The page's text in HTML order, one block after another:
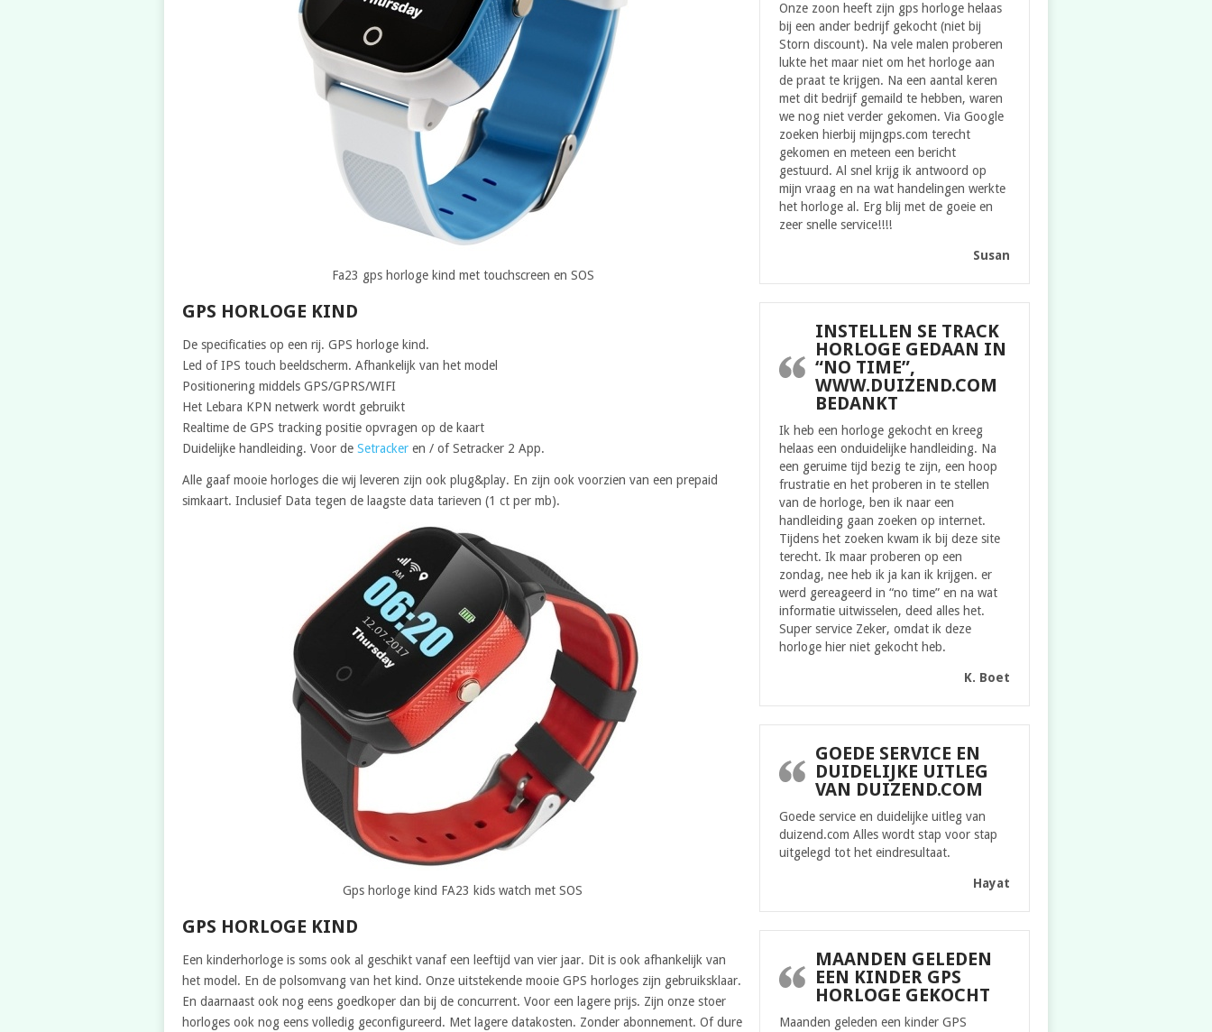
Fa23 gps horloge kind met touchscreen en SOS
GPS HORLOGE KIND
De specificaties op een rij. GPS horloge kind.
Led of IPS touch beeldscherm. Afhankelijk van het model
Positionering middels GPS/GPRS/WIFI
Het Lebara KPN netwerk wordt gebruikt
Realtime de GPS tracking positie opvragen op de kaart
Duidelijke handleiding. Voor de Setracker en / of Setracker 2 App.
Alle gaaf mooie horloges die wij leveren zijn ook plug&play. En zijn ook voorzien van een prepaid
simkaart. Inclusief Data tegen de laagste data tarieven (1 ct per mb).
Gps horloge kind FA23 kids watch met SOS
GPS HORLOGE KIND
Een kinderhorloge is soms ook al geschikt vanaf een leeftijd van vier jaar. Dit is ook afhankelijk van
het model. En de polsomvang van het kind. Onze uitstekende mooie GPS horloges zijn gebruiksklaar.
En daarnaast ook nog eens goedkoper dan bij de concurrent. Voor een lagere prijs. Zijn onze stoer
horloges ook nog eens volledig geconfigureerd. Met lagere datakosten. Zonder abonnement. Of dure
Onze zoon heeft zijn gps horloge helaas
bij een ander bedrijf gekocht (niet bij
Storn discount). Na vele malen proberen
lukte het maar niet om het horloge aan
de praat te krijgen. Na een aantal keren
met dit bedrijf gemaild te hebben, waren
we nog niet verder gekomen. Via Google
zoeken hierbij mijngps.com terecht
gekomen en meteen een bericht
gestuurd. Al snel krijg ik antwoord op
mijn vraag en na wat handelingen werkte
het horloge al. Erg blij met de goeie en
zeer snelle service!!!!
Susan
INSTELLEN SE TRACK
HORLOGE GEDAAN IN
“NO TIME”,
WWW.DUIZEND.COM
BEDANKT
Ik heb een horloge gekocht en kreeg
helaas een onduidelijke handleiding. Na
een geruime tijd bezig te zijn, een hoop
frustratie en het proberen in te stellen
van de horloge, ben ik naar een
handleiding gaan zoeken op internet.
Tijdens het zoeken kwam ik bij deze site
terecht. Ik maar proberen op een
zondag, nee heb ik ja kan ik krijgen. er
werd gereageerd in “no time” en na wat
informatie uitwisselen, deed alles het.
Super service Zeker, omdat ik deze
horloge hier niet gekocht heb.
K. Boet
GOEDE SERVICE EN
DUIDELIJKE UITLEG
VAN DUIZEND.COM
Goede service en duidelijke uitleg van
duizend.com Alles wordt stap voor stap
uitgelegd tot het eindresultaat.
Hayat
MAANDEN GELEDEN
EEN KINDER GPS
HORLOGE GEKOCHT
Maanden geleden een kinder GPS